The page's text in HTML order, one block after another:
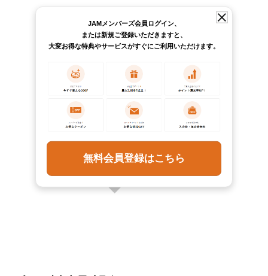
JAMメンバーズ会員ログイン、
または新規ご登録いただきますと、
大変お得な特典やサービスがすぐにご利用いただけます。
無料会員登録はこちら